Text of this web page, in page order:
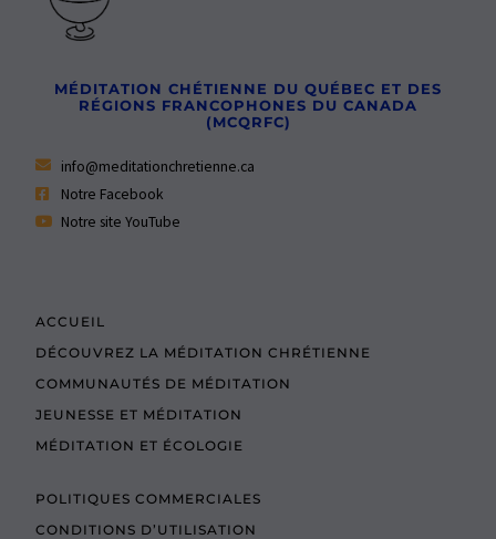
MÉDITATION CHÉTIENNE DU QUÉBEC ET DES
RÉGIONS FRANCOPHONES DU CANADA
(MCQRFC)
info@meditationchretienne.ca
Notre Facebook
Notre site YouTube
ACCUEIL
DÉCOUVREZ LA MÉDITATION CHRÉTIENNE
COMMUNAUTÉS DE MÉDITATION
JEUNESSE ET MÉDITATION
MÉDITATION ET ÉCOLOGIE
POLITIQUES COMMERCIALES
CONDITIONS D’UTILISATION